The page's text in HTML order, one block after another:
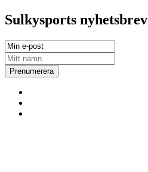
Sulkysports nyhetsbrev